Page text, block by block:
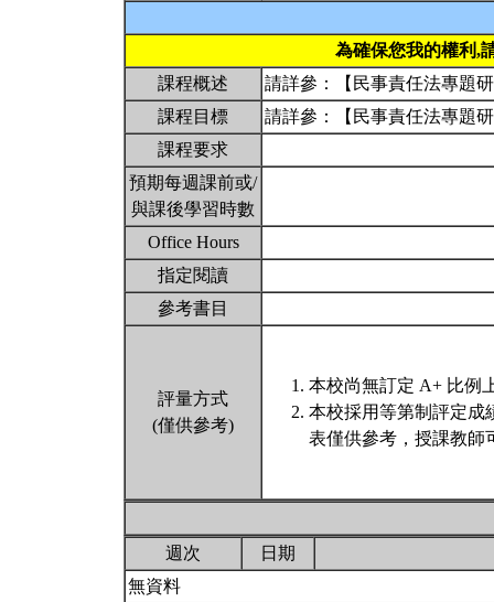
為確保您我的權利,
課程概述
請詳參：【民事責任法專題
課程目標
請詳參：【民事責任法專題
課程要求
預期每週課前或/
與課後學習時數
Office Hours
指定閱讀
參考書目
評量方式
(僅供參考)
本校尚無訂定 A+ 比例
本校採用等第制評定成
表僅供參考，授課教師
週次
日期
無資料